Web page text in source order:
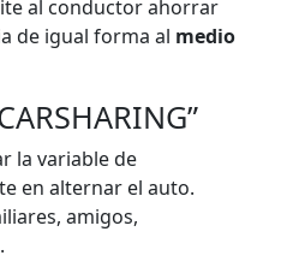
al conductor ahorrar
de igual forma al medio
la variable de
en alternar el auto.
amigos,